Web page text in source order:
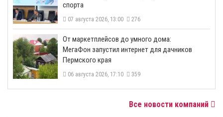
спорта
07 августа 2026, 13:00 276
От маркетплейсов до умного дома:
МегаФон запустил интернет для дачников
Пермского края
06 августа 2026, 17:10 359
Все новости компаний